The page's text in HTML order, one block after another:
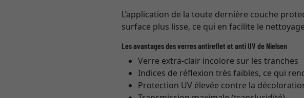
L’application de la toute dernière couche
surface plus lisse, ce qui en facilite le
Les avantages des verres antireflet et anti UV de Nielsen
Verre extra-clair incolore sur les tranches
Indices de réflexion très faibles, ce qui
Protection UV élevée contre la